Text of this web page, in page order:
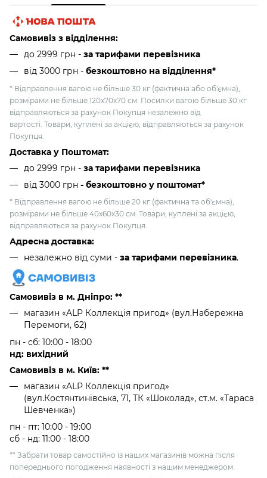
Самовивіз з відділення:
до 2999 грн - за тарифами перевізника
від 3000 грн - безкоштовно на відділення*
* Відправлення вагою не більше 30 кг (фактична або об'ємна),
розмірами не більше 120х70х70 см. Посилки вагою більше 30 кг
відправляються за рахунок Покупця незалежно від
вартості. Товари, куплені за акцією, відправляються за рахунок
Покупця.
Доставка у Поштомат:
до 2999 грн - за тарифами перевізника
від 3000 грн - безкоштовно у поштомат*
* Відправлення вагою не більше 20 кг (фактична та об'ємна),
розмірами не більше 40х60х30 см. Товари, куплені за акцією,
відправляються за рахунок Покупця.
Адресна доставка:
незалежно від суми - за тарифами перевізника.
Самовивіз в м. Дніпро: **
магазин «ALP Коллекція пригод» (вул.Набережна
Перемоги, 62)
пн - сб: 10:00 - 18:00
нд: вихідний
Самовивіз в м. Київ: **
магазин «ALP Коллекція пригод»
(вул.Костянтинівська, 71, ТК «Шоколад», ст.м. «Тараса
Шевченка»)
пн - пт: 10:00 - 19:00
сб - нд: 11:00 - 18:00
** Забрати товар самостійно із наших магазинів можна після
попереднього погодження наявності з нашим менеджером.